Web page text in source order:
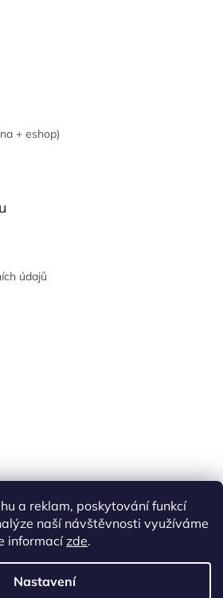
a reklam, poskytování funkcí
naší návštěvnosti využíváme
informacízde.
Nastavení
+ eshop)
údajů